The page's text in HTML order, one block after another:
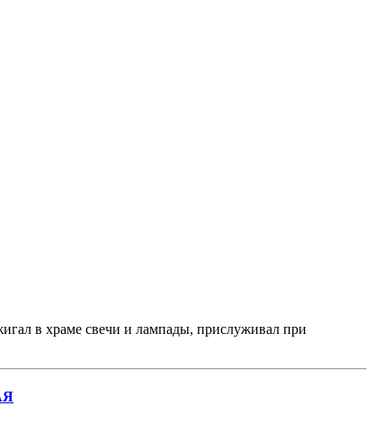
в храме свечи и лампады, прислуживал при